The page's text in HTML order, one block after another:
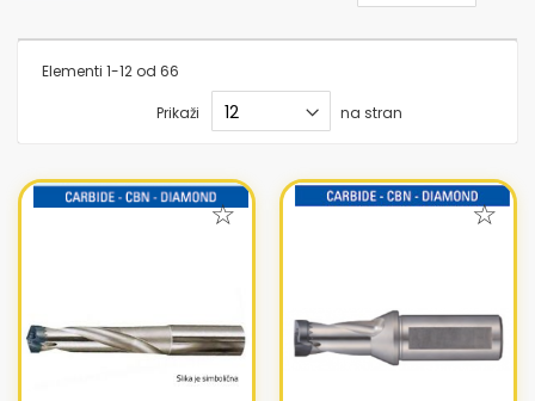
Elementi 1-12 od 66
Prikaži na stran